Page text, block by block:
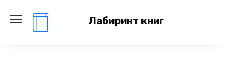
содержанию
Лабиринт книг